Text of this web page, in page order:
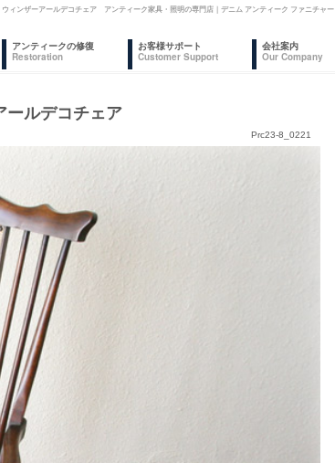
ウィンザーアールデコチェア アンティーク家具・照明の専門店｜デニム アンティーク ファニチャー
アンティークの修復
Restoration
お客様サポート
Customer Support
会社案内
Our Company
ルデコチェア
Prc23-8_0221